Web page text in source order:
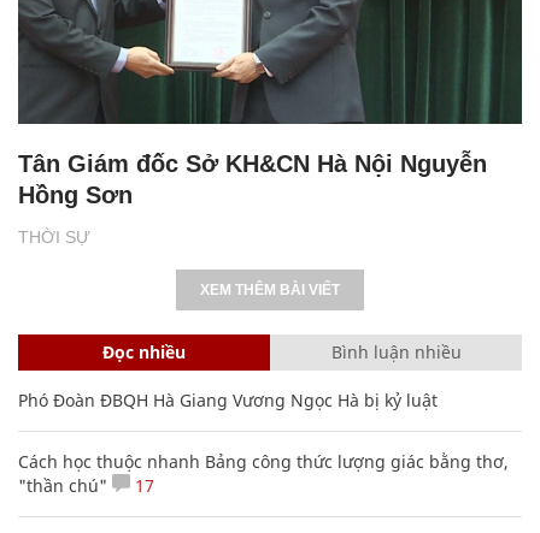
THỜI SỰ
Tân Giám đốc Sở KH&CN Hà Nội Nguyễn
Hồng Sơn
XEM THÊM BÀI VIẾT
Đọc nhiều Bình luận nhiều
Phó Đoàn ĐBQH Hà Giang Vương Ngọc Hà bị kỷ luật
Cách học thuộc nhanh Bảng công thức lượng giác bằng thơ,
"thần chú"
17